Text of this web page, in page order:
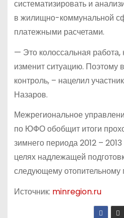
систематизировать и
в жилищно-коммунальной
платежными расчетами.
— Это колоссальная
изменит ситуацию. Поэтому
контроль, – нацелил
Назаров.
Межрегиональное
по ЮФО обобщит итоги
зимнего периода 2012 – 2013
целях надлежащей
следующему отопительному
Источник: minregion.ru